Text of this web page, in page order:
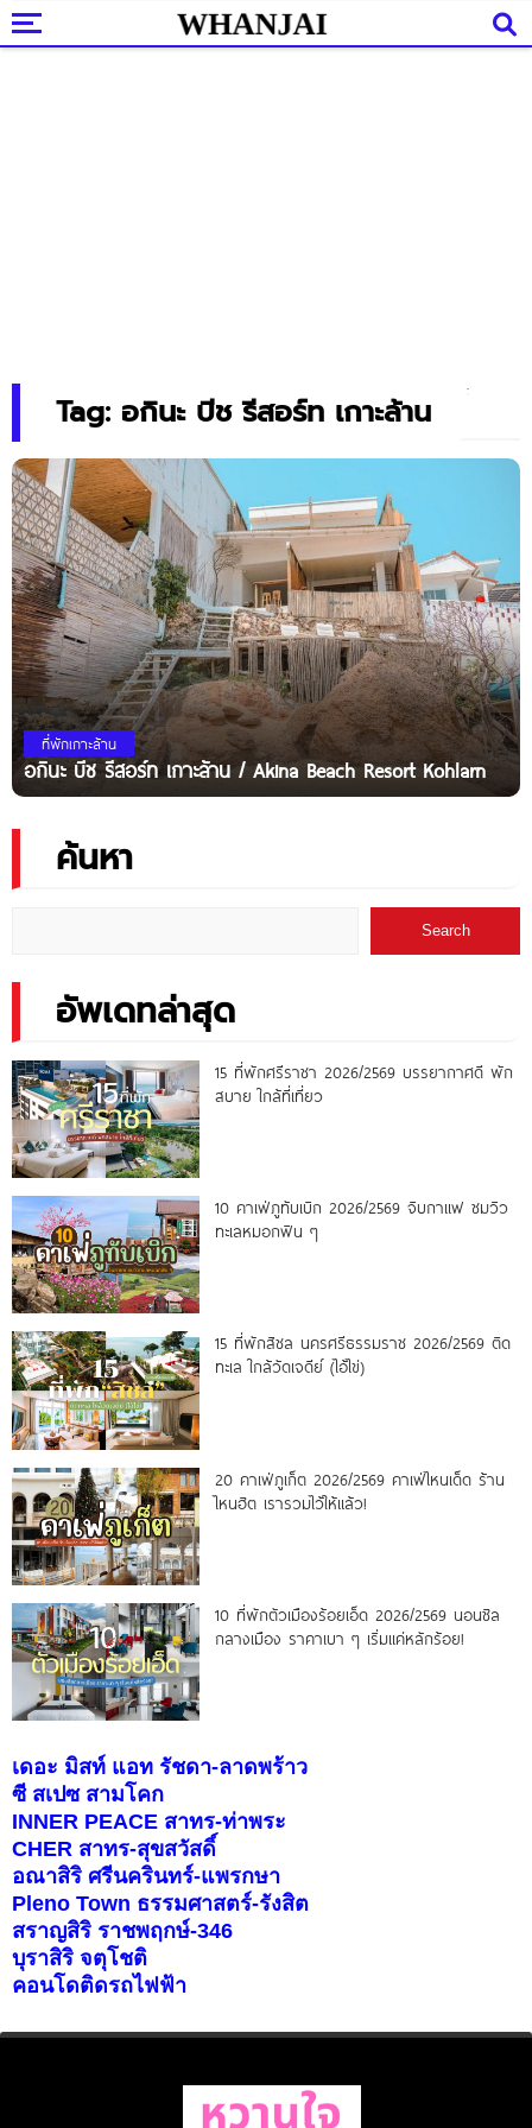
Tag: อกินะ บีช รีสอร์ท เกาะล้าน
ที่พักเกาะล้าน
อกินะ บีช รีสอร์ท เกาะล้าน / Akina Beach Resort Kohlarn
ค้นหา
Search
อัพเดทล่าสุด
15 ที่พักศรีราชา 2026/2569 บรรยากาศดี พัก
สบาย ใกล้ที่เที่ยว
10 คาเฟ่ภูทับเบิก 2026/2569 จิบกาแฟ ชมวิว
ทะเลหมอกฟิน ๆ
15 ที่พักสิชล นครศรีธรรมราช 2026/2569 ติด
ทะเล ใกล้วัดเจดีย์ (ไอ้ไข่)
20 คาเฟ่ภูเก็ต 2026/2569 คาเฟ่ไหนเด็ด ร้าน
ไหนฮิต เรารวมไว้ให้แล้ว!
10 ที่พักตัวเมืองร้อยเอ็ด 2026/2569 นอนชิล
กลางเมือง ราคาเบา ๆ เริ่มแค่หลักร้อย!
เดอะ มิสท์ แอท รัชดา-ลาดพร้าว
ซี สเปซ สามโคก
INNER PEACE สาทร-ท่าพระ
CHER สาทร-สุขสวัสดิ์
อณาสิริ ศรีนครินทร์-แพรกษา
Pleno Town ธรรมศาสตร์-รังสิต
สราญสิริ ราชพฤกษ์-346
บุราสิริ จตุโชติ
คอนโดติดรถไฟฟ้า